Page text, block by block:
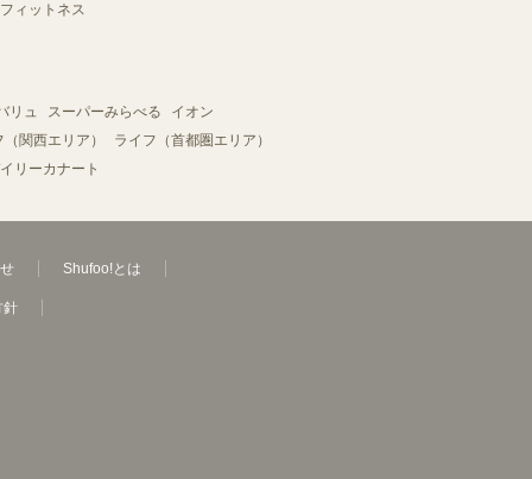
ィットネス
リュ スーパーみらべる
イオン
関西エリア）
ライフ（首都圏エリア）
リーカナート
Shufoo!とは
針